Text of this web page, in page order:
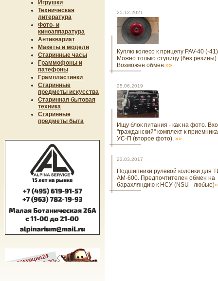
Игрушки
Техническая
литература
Фото- и
киноаппаратура
Антиквариат
Макеты и модели
Старинные часы
Граммофоны и
патефоны
Грампластинки
Старинные
предметы искусства
Старинная бытовая
техника
Старинные
предметы быта
25.12.2021
Куплю колесо к прицепу PAV-40 (-
Можно только ступицу (без резины).
Возможен обмен.»»
25.06.2019
Ищу блок питания - как на фото.
"гражданский" комплект к
УС-П (второе фото). »»
23.03.2017
Подшипники рулевой колонки для
АМ-600. Предпочтителен обмен на
барахляндию к НСУ (NSU - любые)